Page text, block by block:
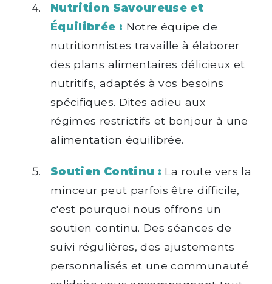
Nutrition Savoureuse et
Équilibrée : Notre équipe de
nutritionnistes travaille à élaborer
des plans alimentaires délicieux et
nutritifs, adaptés à vos besoins
spécifiques. Dites adieu aux
régimes restrictifs et bonjour à une
alimentation équilibrée.
Soutien Continu : La route vers la
minceur peut parfois être difficile,
c'est pourquoi nous offrons un
soutien continu. Des séances de
suivi régulières, des ajustements
personnalisés et une communauté